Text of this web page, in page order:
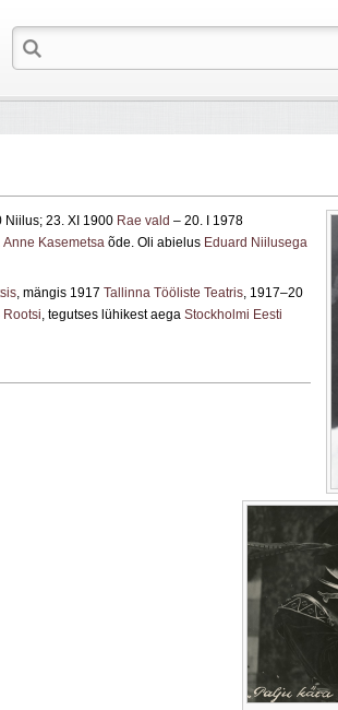
Niilus; 23. XI 1900 Rae vald – 20. I 1978
Anne Kasemetsa õde. Oli abielus Eduard Niilusega
, mängis 1917 Tallinna Tööliste Teatris, 1917–20
Rootsi, tegutses lühikest aega Stockholmi Eesti